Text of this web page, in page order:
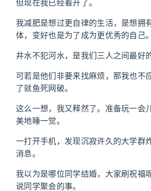
但现在我已经看开了。
我减肥是想过更自律的生活，是想拥
体，变好也是为了成为更优秀的自己。
井水不犯河水，是我们三人之间最好
可若是他们非要来找麻烦，那我也不
了就鱼死网破。
这么一想，我又释然了。准备玩一会
美地睡一觉。
一打开手机，发现沉寂许久的大学群
消息。
我以为是哪位同学结婚，大家刷祝福
说同学聚会的事。